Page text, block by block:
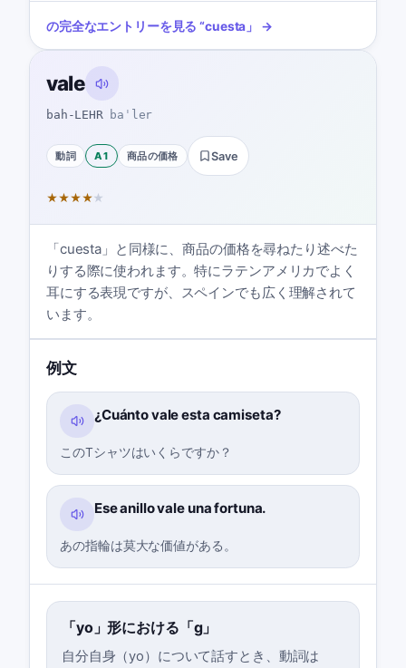
の完全なエントリーを見る “cuesta 」 →
vale
bah-LEHR baˈler
動詞 A1 商品の価格 Save
★★★★★
「cuesta」と同様に、商品の価格を尋ねたり述べた
りする際に使われます。特にラテンアメリカでよく
耳にする表現ですが、スペインでも広く理解されて
います。
例文
¿Cuánto vale esta camiseta?
このTシャツはいくらですか？
Ese anillo vale una fortuna.
あの指輪は莫大な価値がある。
「yo」形における「g」
自分自身（yo）について話すとき、動詞は